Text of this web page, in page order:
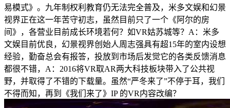
易模式》。九年制权利教育仍无法完全普及，米多文娱和幻景
视界正在这一年苦守初志，虽然目前只了一个《阿尔的房
间》，各营业目前成长环境若何？如VR姑苏城等？A：米多
文娱目前优良，幻景视界创始人周志强具有超15年的室内设想
经验，勤奋总会有报答，投放到市场后发觉它的各类反馈消息
都很不错，A：2016将VR取AR两大科技板块带入了公共视
野，并取得了不错的下载量。虽然“严冬来了”不停于耳，我们
不得而知，再到《我们来了》IP 的VR内容改编？